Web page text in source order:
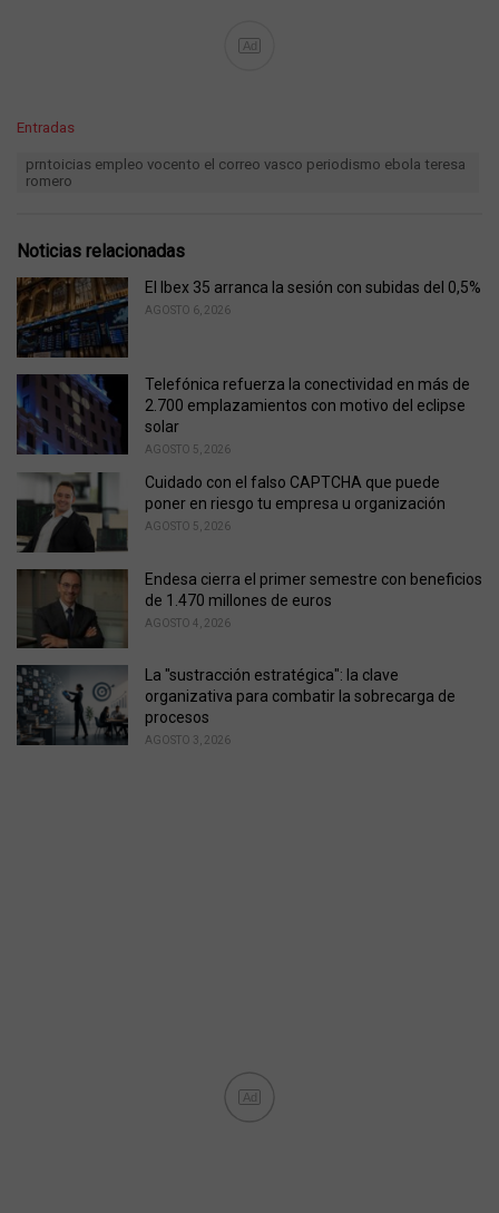
Ad
C
r
e
s
:
Entradas
:
prntoicias empleo vocento el correo vasco periodismo ebola teresa
romero
Noticias relacionadas
El Ibex 35 arranca la sesión con subidas del 0,5%
AGOSTO 6, 2026
Telefónica refuerza la conectividad en más de
2.700 emplazamientos con motivo del eclipse
solar
AGOSTO 5, 2026
Cuidado con el falso CAPTCHA que puede
poner en riesgo tu empresa u organización
AGOSTO 5, 2026
Endesa cierra el primer semestre con beneficios
de 1.470 millones de euros
AGOSTO 4, 2026
La "sustracción estratégica": la clave
organizativa para combatir la sobrecarga de
procesos
AGOSTO 3, 2026
Ad